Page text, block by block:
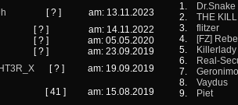
[ ? ]
am: 13.11.2023
[ ? ]
am: 14.11.2022
[ ? ]
am: 05.05.2020
[ ? ]
am: 23.09.2019
[ ? ] am: 19.09.2019
[ 41 ] am: 15.08.2019
1.
Dr.Snake
2.
THE
3.
flitzer
4.
[FZ]
5.
Killerlady
6.
Real-
7.
Geronimo
8.
Vaydus
9.
Piet